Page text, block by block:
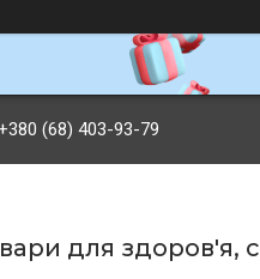
(68) 403-93-79
для здоров'я,